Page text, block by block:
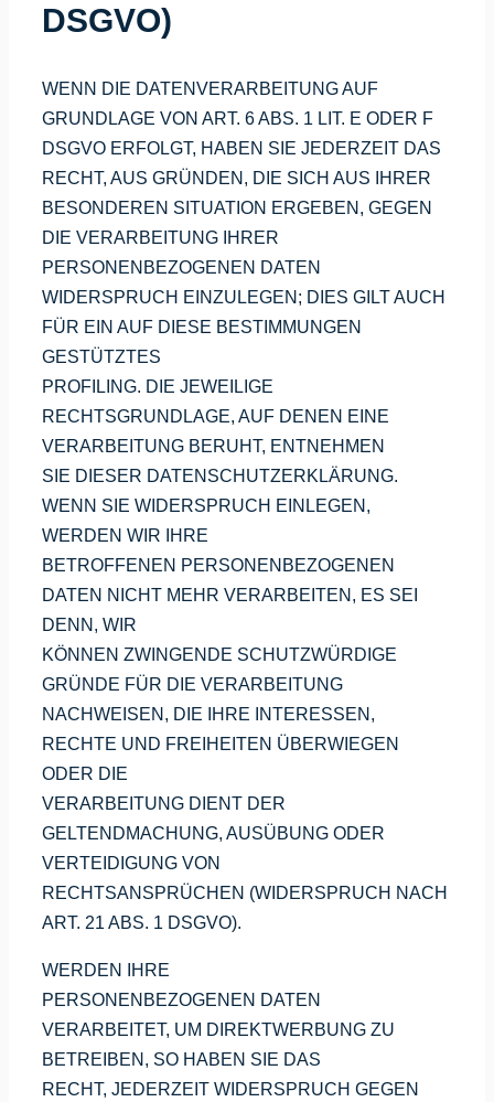
DSGVO)
WENN DIE DATENVERARBEITUNG AUF
GRUNDLAGE VON ART. 6 ABS. 1 LIT. E ODER F
DSGVO ERFOLGT, HABEN SIE JEDERZEIT DAS
RECHT, AUS GRÜNDEN, DIE SICH AUS IHRER
BESONDEREN SITUATION ERGEBEN, GEGEN
DIE VERARBEITUNG IHRER
PERSONENBEZOGENEN DATEN
WIDERSPRUCH EINZULEGEN; DIES GILT AUCH
FÜR EIN AUF DIESE BESTIMMUNGEN
GESTÜTZTES
PROFILING. DIE JEWEILIGE
RECHTSGRUNDLAGE, AUF DENEN EINE
VERARBEITUNG BERUHT, ENTNEHMEN
SIE DIESER DATENSCHUTZERKLÄRUNG.
WENN SIE WIDERSPRUCH EINLEGEN,
WERDEN WIR IHRE
BETROFFENEN PERSONENBEZOGENEN
DATEN NICHT MEHR VERARBEITEN, ES SEI
DENN, WIR
KÖNNEN ZWINGENDE SCHUTZWÜRDIGE
GRÜNDE FÜR DIE VERARBEITUNG
NACHWEISEN, DIE IHRE INTERESSEN,
RECHTE UND FREIHEITEN ÜBERWIEGEN
ODER DIE
VERARBEITUNG DIENT DER
GELTENDMACHUNG, AUSÜBUNG ODER
VERTEIDIGUNG VON
RECHTSANSPRÜCHEN (WIDERSPRUCH NACH
ART. 21 ABS. 1 DSGVO).
WERDEN IHRE
PERSONENBEZOGENEN DATEN
VERARBEITET, UM DIREKTWERBUNG ZU
BETREIBEN, SO HABEN SIE DAS
RECHT, JEDERZEIT WIDERSPRUCH GEGEN